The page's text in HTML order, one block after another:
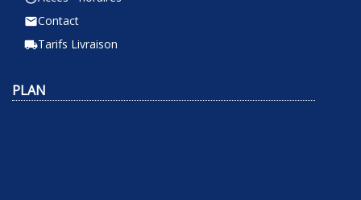
emailContact
local_shippingTarifs Livraison
PLAN